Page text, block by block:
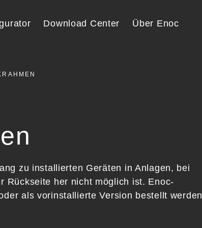
Download Center
Über Enoc
zu installierten Geräten in Anlagen, bei
Rückseite her nicht möglich ist. Enoc-
als vorinstallierte Version bestellt